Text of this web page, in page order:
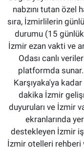
nabzını tutan özel
sıra, İzmirlilerin
durumu (15
İzmir ezan vakti ve
Odası canlı
platformda
Karşıyaka'ya
dakika İzmir
duyuruları ve İzmir
ekranlarında
destekleyen İzmir
İzmir otelleri rehberi